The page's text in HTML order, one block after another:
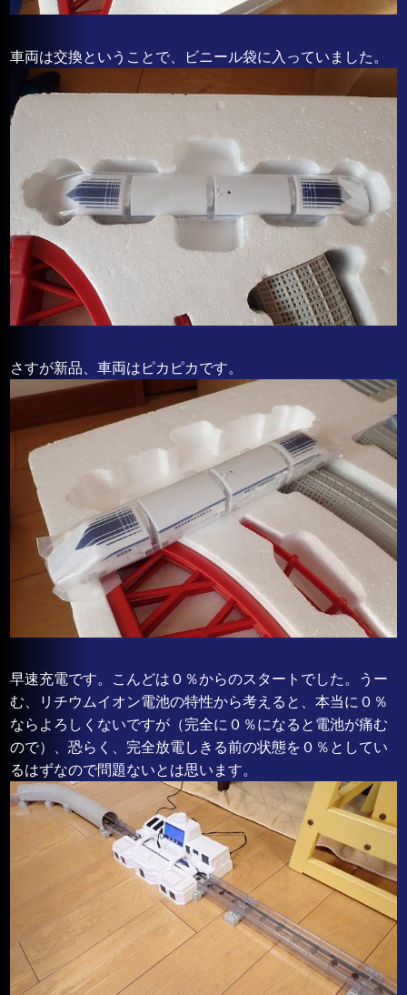
車両は交換ということで、ビニール袋に入っていました。
さすが新品、車両はピカピカです。
早速充電です。こんどは０％からのスタートでした。うー
む、リチウムイオン電池の特性から考えると、本当に０％
ならよろしくないですが（完全に０％になると電池が痛む
ので）、恐らく、完全放電しきる前の状態を０％としてい
るはずなので問題ないとは思います。